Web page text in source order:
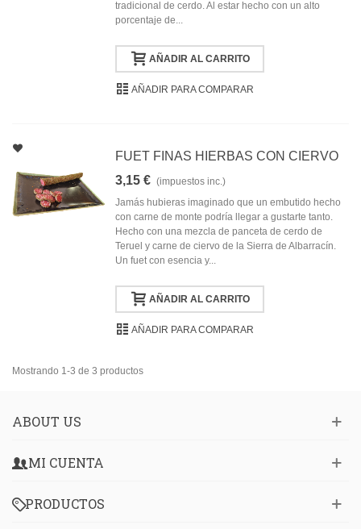
tradicional de cerdo. Al estar hecho con un alto
porcentaje de...
AÑADIR AL CARRITO
AÑADIR PARA COMPARAR
FUET FINAS HIERBAS CON CIERVO
3,15 € (impuestos inc.)
Jamás hubieras imaginado que un embutido hecho
con carne de monte podría llegar a gustarte tanto.
Hecho con una mezcla de panceta de cerdo de
Teruel y carne de ciervo de la Sierra de Albarracín.
Un fuet con esencia y...
AÑADIR AL CARRITO
AÑADIR PARA COMPARAR
Mostrando 1-3 de 3 productos
ABOUT US
MI CUENTA
PRODUCTOS